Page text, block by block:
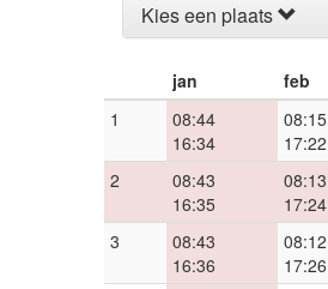
Kies een plaats
jan feb
1
08:44
16:34
08:15
17:22
2
08:43
16:35
08:13
17:24
3
08:43
16:36
08:12
17:26